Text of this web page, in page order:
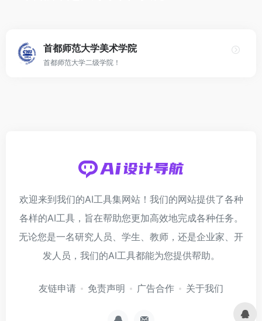
首都师范大学美术学院
首都师范大学二级学院！
欢迎来到我们的AI工具集网站！我们的网站提供了各种
各样的AI工具，旨在帮助您更加高效地完成各种任务。
无论您是一名研究人员、学生、教师，还是企业家、开
发人员，我们的AI工具都能为您提供帮助。
友链申请 免责声明 广告合作 关于我们